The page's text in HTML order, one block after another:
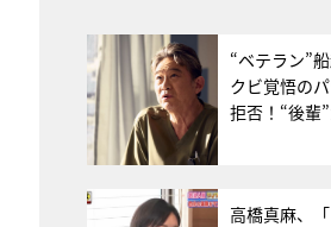
“ベテラン”
クビ覚悟の
拒否！“後輩
高橋真麻、